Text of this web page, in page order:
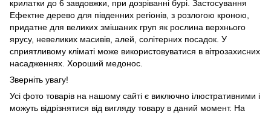
крилатки до 6 завдовжки, при дозріванні бурі. Застосування
Ефектне дерево для південних регіонів, з розлогою кроною,
придатне для великих змішаних груп як рослина верхнього
ярусу, невеликих масивів, алей, солітерних посадок. У
сприятливому кліматі може використовуватися в вітрозахисних
насадженнях. Хороший медонос.
Зверніть увагу!
Усі фото товарів на нашому сайті є виключно ілюстративними і
можуть відрізнятися від вигляду товару в даний момент. На